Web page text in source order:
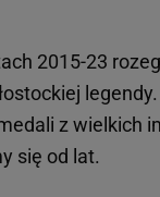
2015-23
z wielkich
się od lat.